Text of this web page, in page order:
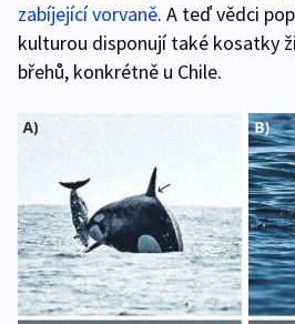
zabíjející vorvaně. A teď vědci
kulturou disponují také kosatky
břehů, konkrétně u Chile.